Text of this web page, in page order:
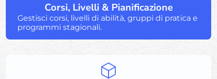
Corsi, Livelli & Pianificazione
Gestisci corsi, livelli di abilità, gruppi di pratica e
programmi stagionali.